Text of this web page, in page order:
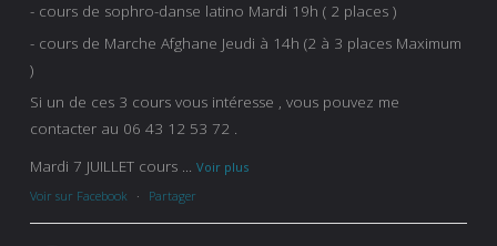
- cours de sophro-danse latino Mardi 19h ( 2 places )
- cours de Marche Afghane Jeudi à 14h (2 à 3 places Maximum
)
Si un de ces 3 cours vous intéresse , vous pouvez me
contacter au 06 43 12 53 72 .
Mardi 7 JUILLET cours ... Voir plus
Voir sur Facebook · Partager